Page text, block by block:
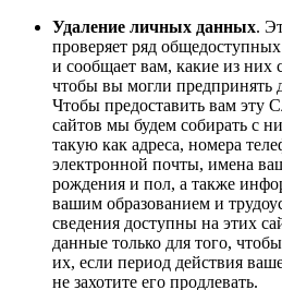
Удаление личных данных.
проверяет ряд
и сообщает вам, какие из них
чтобы вы могли предпринять
Чтобы предоставить вам эту
сайтов мы будем собирать с
такую как адреса, номера
электронной почты, имена
рождения и пол, а также
вашим образованием и
сведения доступны на этих
данные только для того,
их, если период действия
не захотите его продлевать.